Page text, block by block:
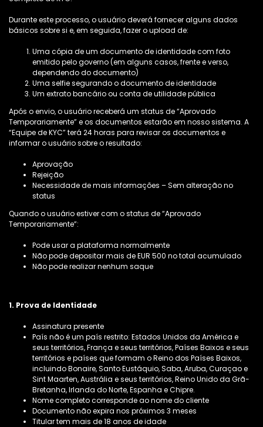
Durante este processo, o usuário deverá fornecer alguns dados
básicos sobre si e, em seguida, fazer o upload de:
Uma cópia de um documento de identidade com foto
emitido pelo governo (em alguns casos, frente e verso,
dependendo do documento)
Uma selfie segurando o documento de identidade
Um extrato bancário ou conta de utilidade pública
Após o envio, o usuário receberá um status de “Aprovado
Temporariamente” e os documentos estarão em nosso sistema. A
“Equipe de KYC” terá 24 horas para revisar os documentos e
informar o usuário sobre o resultado:
Aprovação
Rejeição
Necessidade de mais informações – Sem alteração no
status
Quando o usuário estiver com o status de “Aprovado
Temporariamente”:
Pode usar a plataforma normalmente
Não pode depositar mais de EUR 500 no total acumulado
Não pode realizar nenhum saque
1. Prova de Identidade
Assinatura presente
País não é um país restrito: Estados Unidos da América e
seus territórios, França e seus territórios, Países Baixos e seus
territórios e países que formam o Reino dos Países Baixos,
incluindo Bonaire, Santo Eustáquio, Saba, Aruba, Curaçao e
Sint Maarten, Austrália e seus territórios, Reino Unido da Grã-
Bretanha, Irlanda do Norte, Espanha e Chipre.
Nome completo corresponde ao nome do cliente
Documento não expira nos próximos 3 meses
Titular tem mais de 18 anos de idade